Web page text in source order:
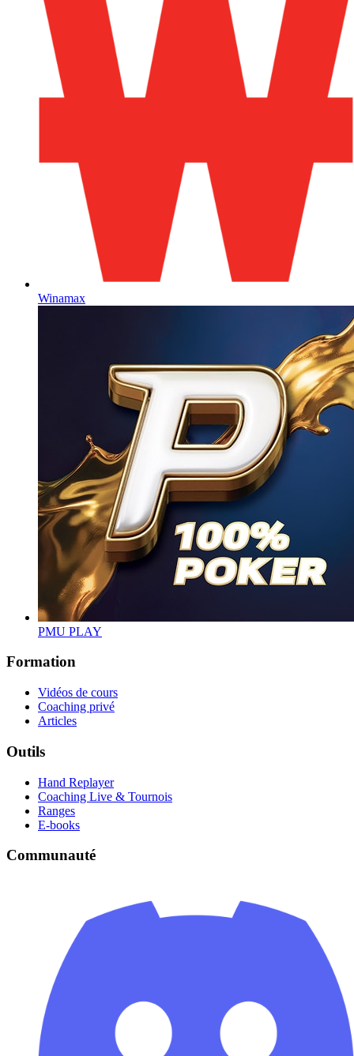
Winamax
PMU PLAY
Formation
Vidéos de cours
Coaching privé
Articles
Outils
Hand Replayer
Coaching Live & Tournois
Ranges
E-books
Communauté